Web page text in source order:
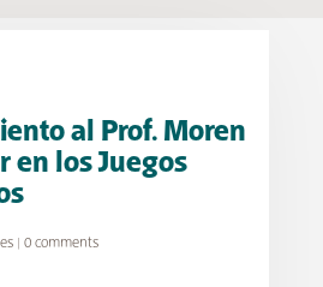
al Prof. Moren
en los Juegos
| 0 comments